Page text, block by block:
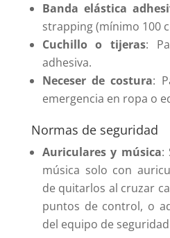
Banda elástica
strapping (mínimo 100
Cuchillo o tijeras:
adhesiva.
Neceser de costura:
emergencia en ropa o
Normas de seguridad
Auriculares y música:
música solo con
de quitarlos al cruzar
puntos de control, o
del equipo de